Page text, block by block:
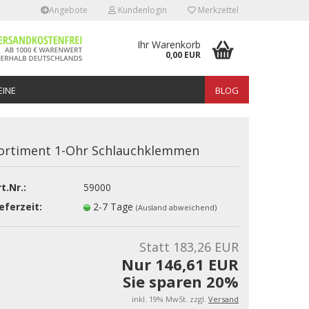
Angebote Kundenlogin
erstellen
Merkzettel
Ihr Warenkorb
0,00 EUR
BLOG
1-Ohr Schlauchklemmen
59000
2-7 Tage (Ausland abweichend)
Statt 183,26 EUR
Nur 146,61 EUR
Sie sparen 20%
inkl. 19% MwSt. zzgl. Versand